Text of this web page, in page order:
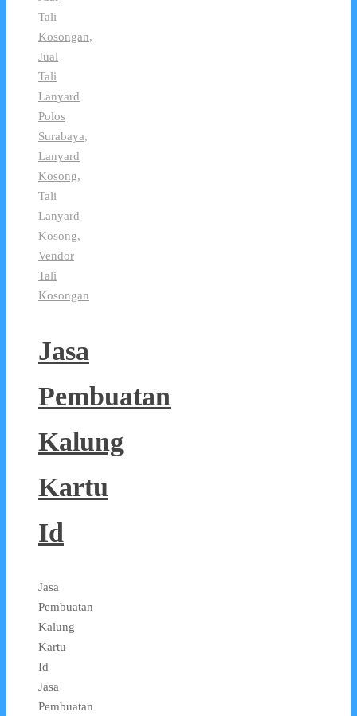
Tali
Kosongan,
Jual
Tali
Lanyard
Polos
Surabaya,
Lanyard
Kosong,
Tali
Lanyard
Kosong,
Vendor
Tali
Kosongan
Jasa
Pembuatan
Kalung
Kartu
Id
Jasa
Pembuatan
Kalung
Kartu
Id
Jasa
Pembuatan